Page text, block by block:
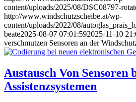
content/uploads/2025/08/DSC08797-
http://www.windschutzscheibe.at/wp-
content/uploads/2022/08/
beate2025-08-07 07:01:592025-11-10
verschmutzen Sensoren an der
Austausch Von Sensoren
Assistenzsystemen